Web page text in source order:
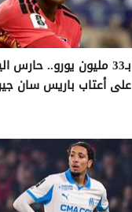
بـ33 مليون يورو.. حارس
على أعتاب باريس سان